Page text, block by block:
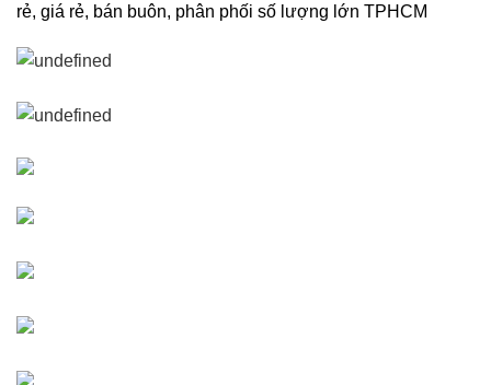
rẻ, giá rẻ, bán buôn, phân phối số lượng lớn TPHCM